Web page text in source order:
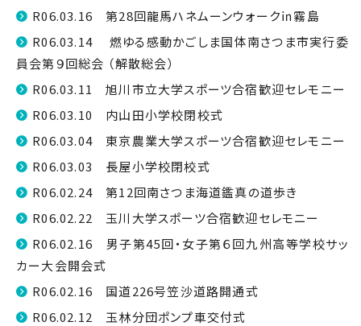
R06.03.16 第28回龍馬ハネムーンウォーク㏌霧島
R06.03.14 燃ゆる感動かごしま国体南さつま市実行委
員会第９回総会 （解散総会）
R06.03.11 旭川市立大学スポーツ合宿歓迎セレモニー
R06.03.10 内山田小学校閉校式
R06.03.04 東京農業大学スポーツ合宿歓迎セレモニー
R06.03.03 長屋小学校閉校式
R06.02.24 第12回南さつま海道鑑真の道歩き
R06.02.22 玉川大学スポーツ合宿歓迎セレモニー
R06.02.16 男子第45回・女子第６回九州高等学校サッ
カー大会開会式
R06.02.16 国道226号笠沙道路開通式
R06.02.12 玉林分団ポンプ車交付式